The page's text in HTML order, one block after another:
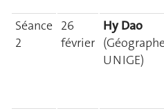
Séance
2
26
février
Hy Dao
UNIGE)